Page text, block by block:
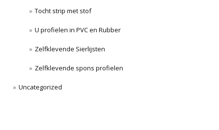
Tocht strip met stof
U profielen in PVC en Rubber
Zelfklevende Sierlijsten
Zelfklevende spons profielen
Uncategorized